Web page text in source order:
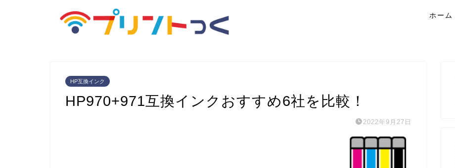
ホーム
HP互換インク
HP970+971互換インクおすすめ6社を比較！
2022年9月27日